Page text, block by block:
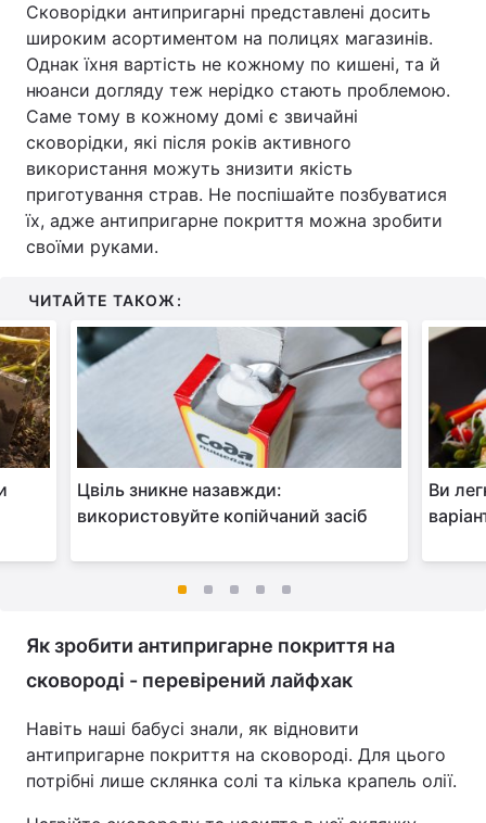
Сковорідки антипригарні представлені досить
широким асортиментом на полицях магазинів.
Однак їхня вартість не кожному по кишені, та й
нюанси догляду теж нерідко стають проблемою.
Саме тому в кожному домі є звичайні
сковорідки, які після років активного
використання можуть знизити якість
приготування страв. Не поспішайте позбуватися
їх, адже антипригарне покриття можна зробити
своїми руками.
ЧИТАЙТЕ ТАКОЖ:
Цвіль зникне назавжди:
використовуйте копійчаний засіб
Ви
Як зробити антипригарне покриття на
сковороді - перевірений лайфхак
Навіть наші бабусі знали, як відновити
антипригарне покриття на сковороді. Для цього
потрібні лише склянка солі та кілька крапель олії.